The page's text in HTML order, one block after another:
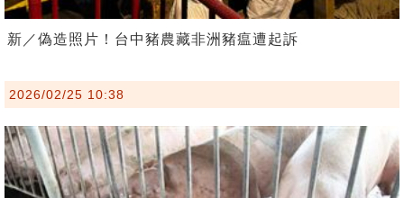
新／偽造照片！台中豬農藏非洲豬瘟遭起訴
2026/02/25 10:38